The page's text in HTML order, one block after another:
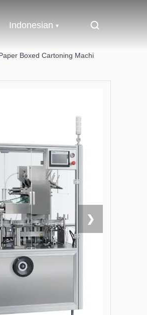
Indonesian
Boxed Cartoning Machi
❯